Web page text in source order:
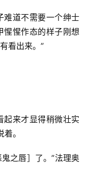
难道不需要一个绅士
惺惺作态的样子刚想
看出来。”
起来才显得稍微壮实
。
之唇］了。”法理奥